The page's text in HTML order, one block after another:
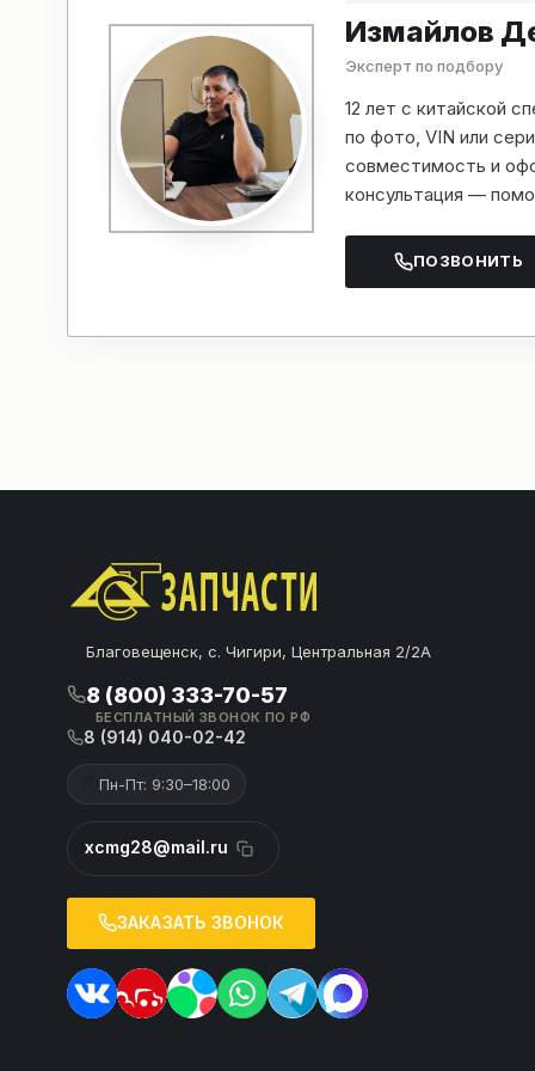
Измайлов
Эксперт по подбору
12 лет с китайской
по фото, VIN или
совместимость и
консультация —
ПОЗВОНИТЬ
Благовещенск, с. Чигири, Центральная 2/2А
8 (800) 333-70-57
БЕСПЛАТНЫЙ ЗВОНОК ПО РФ
8 (914) 040-02-42
Пн-Пт: 9:30–18:00
xcmg28@mail.ru
ЗАКАЗАТЬ ЗВОНОК